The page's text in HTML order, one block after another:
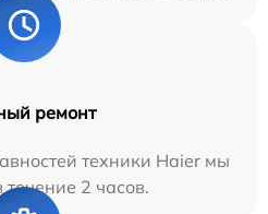
ремонт
техники Haier мы
течение 2 часов.